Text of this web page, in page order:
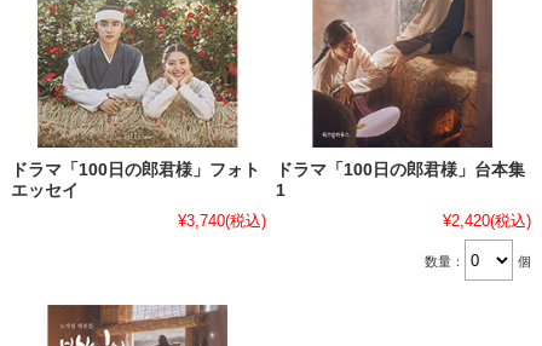
ドラマ「100日の郎君様」フォト
エッセイ
¥3,740(税込)
ドラマ「100日の郎君様」台本集
1
¥2,420(税込)
数量： 個